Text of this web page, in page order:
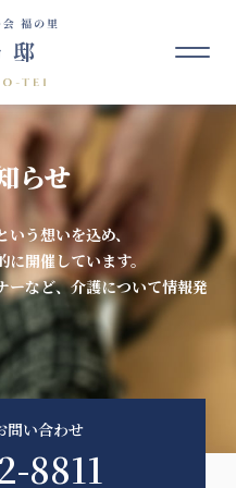
らせ
う想いを込め、
に開催しています。
ーなど、介護について情報発
問い合わせ
8811